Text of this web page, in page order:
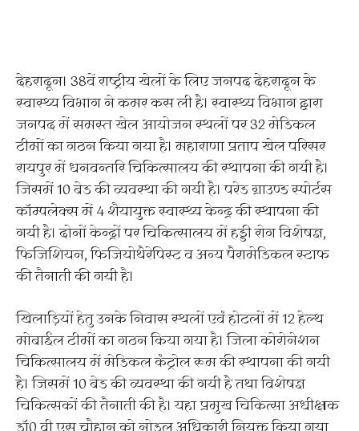
देहरादून। 38वें राष्ट्रीय खेलों के लिए जनपद देहरादून के
स्वास्थ्य विभाग ने कमर कस ली है। स्वास्थ्य विभाग द्वारा
जनपद में समस्त खेल आयोजन स्थलों पर 32 मेडिकल
टीमों का गठन किया गया है। महाराणा प्रताप खेल परिसर
रायपुर में धनवन्तरि चिकित्सालय की स्थापना की गयी है।
जिसमें 10 बेड की व्यवस्था की गयी है। परेड ग्राउण्ड स्पोर्टस
कॉम्पलेक्स में 4 शैयायुक्त स्वास्थ्य केन्द्र की स्थापना की
गयी है। दोनों केन्द्रों पर चिकित्सालय में हड्डी रोग विशेषज्ञ,
फिजिशियन, फिजियोथैरेपिस्ट व अन्य पैरामेडिकल स्टाफ
की तैनाती की गयी है।
खिलाड़ियों हेतु उनके निवास स्थलों एवं होटलों में 12 हेल्थ
मोबाईल टीमों का गठन किया गया है। जिला कोरोनेशन
चिकित्सालय में मेडिकल कंट्रोल रूम की स्थापना की गयी
है। जिसमें 10 बेड की व्यवस्था की गयी है तथा विशेषज्ञ
चिकित्सकों की तैनाती की है। यहा प्रमुख चिकित्सा अधीक्षक